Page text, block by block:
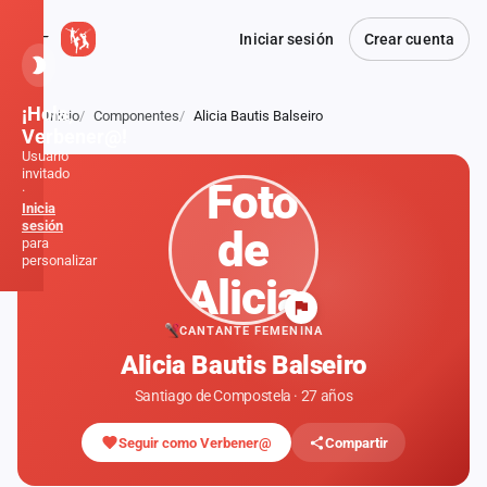
Iniciar sesión Crear cuenta
Atrás
Inicio Componentes Alicia Bautis Balseiro
CANTANTE FEMENINA
Alicia Bautis Balseiro
Santiago de Compostela · 27 años
Seguir como Verbener@ Compartir
¡Hola,
Verbener@!
Usuario
invitado
·
Inicia
sesión
para
personalizar
Formaciones